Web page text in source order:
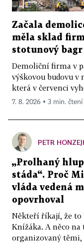
Začala
měla sklad
stotunový bagr
Demoliční firma v
výškovou budovu v
která v červenci
7. 8. 2026 ▪ 3 min. čtení
PETR
„Prolhaný
stáda“. Proč
vláda vedená
opovrhoval
Někteří říkají, že to
Knížáka. A něco
organizovaný